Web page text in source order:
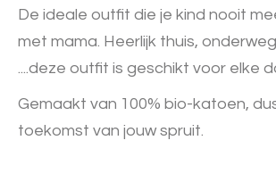
De ideale outfit die je kind nooit
met mama. Heerlijk thuis,
....deze outfit is geschikt voor elke
Gemaakt van 100% bio-katoen,
toekomst van jouw spruit.